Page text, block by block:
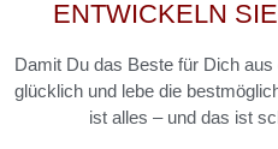
ENTWICKELN
Damit Du das Beste für Dich
glücklich und lebe die
ist alles – und das ist